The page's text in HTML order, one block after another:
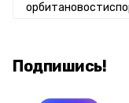
Подпишись!